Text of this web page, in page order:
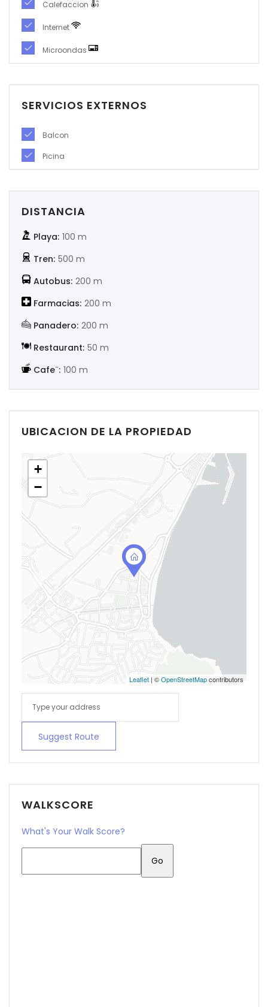
|-Tarragona
|-Toledo
|-Valencia
|-Valladolid
|-Zaragoza
Calefaccion
Internet
Microondas
SERVICIOS EXTERNOS
Balcon
Picina
DISTANCIA
Playa: 100 m
Tren: 500 m
Autobus: 200 m
Farmacias: 200 m
Panadero: 200 m
Restaurant: 50 m
Cafe¨: 100 m
UBICACION DE LA PROPIEDAD
+
−
Leaflet | ©OpenStreetMapcontributors
Suggest Route
WALKSCORE
What's Your Walk Score?